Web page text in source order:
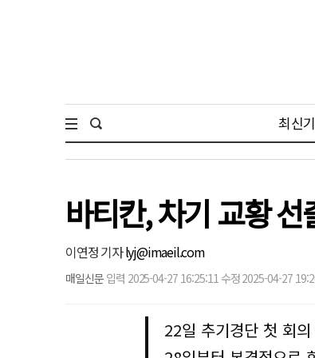
최신
바티칸, 차기 교황
이연정 기자lyj@imaeil.com
매일신문 입력 2025-04-27 16:25:11 수정 2025-04-27
22일 추기경단 첫 회의